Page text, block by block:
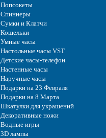
Попсокеты
Спиннеры
Сумки и Клатчи
Кошельки
Умные часы
Настольные часы VST
Детские часы-телефон
Настенные часы
Наручные часы
Подарки на 23 Февраля
Подарки на 8 Марта
Шкатулки для украшений
Декоративные ножи
Водные игры
3D лампы